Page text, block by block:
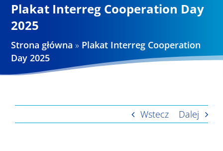
Projekty
Aktualności
Plakat Interreg Cooperation Day
2025
Strona główna » Plakat Interreg Cooperation
Day 2025
Wstecz Dalej